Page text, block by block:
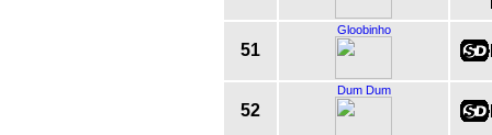
51
Gloobinho
52
Dum Dum